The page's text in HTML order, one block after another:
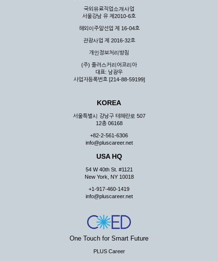
게 누설, 배포하여서는 안됩니다. 다만, 관계법령에 의하여 국가
기관 등의 합법적인 요구가 있는 경우에는 해당 되지 않습니다.
③ 회사는 이용자로부터 제기되는 의견이나 불만이 정당하다고
인정할 경우에는 즉시 처리하여야 하며, 즉시 처리가 곤란한 경
우 그 처리를 위해 노력해야 합니다.
제7조 (회원의 의무)
① 회원은 ID와 비밀 번호에 관한 모든 관리의 책임이 있으며
② 회원은 이용신청서의 기재내용 중 변경된 내용이 있는 경우
서비스를 통하여 그 내용을 회사에 통지하여야 합니다.
③ 다른 회원의 ID와 비밀번호를 부당하게 사용하는 행위를
④ 회원은 회사의 서비스에서 타 사이트의 홍보행위를 하지 않
아야 하며 공공질서나 미풍약속에 위배되는 내용 혹은 저작권을
리 행위도 할 수 없습니다.
사가 통지하는 사항을 준수하여야 하며, 기타 회사의 업무에 방
해되는 행위를 하여서는 아니 됩니다.
제8조 (회원의 관리)
① 회원은 언제든 이 약관에 대한 동의를 철회할 수 있습니다.
국외유료직업소개사업
서울강남 유 제2010-6호
해외이주알선업 제 16-04호
관광사업 제 2016-32호
개인정보처리방침
(주) 플러스커리어코리아
대표: 남광우
사업자등록번호 [214-88-59199]
KOREA
서울특별시 강남구 테헤란로 507
12층 06168
+82-2-561-6306
info@pluscareer.net
USA HQ
54 W 40th St. #1121
New York, NY 10018
+1-917-460-1419
info@pluscareer.net
One Touch for Smart Future
PLUS Career